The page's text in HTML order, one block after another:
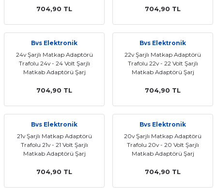
704,90 TL
704,90 TL
Bvs Elektronik
24v Şarjlı Matkap Adaptörü
Trafolu 24v - 24 Volt Şarjlı
Matkab Adaptörü Şarj
704,90 TL
Bvs Elektronik
22v Şarjlı Matkap Adaptörü
Trafolu 22v - 22 Volt Şarjlı
Matkab Adaptörü Şarj
704,90 TL
Bvs Elektronik
21v Şarjlı Matkap Adaptörü
Trafolu 21v - 21 Volt Şarjlı
Matkab Adaptörü Şarj
704,90 TL
Bvs Elektronik
20v Şarjlı Matkap Adaptörü
Trafolu 20v - 20 Volt Şarjlı
Matkab Adaptörü Şarj
704,90 TL